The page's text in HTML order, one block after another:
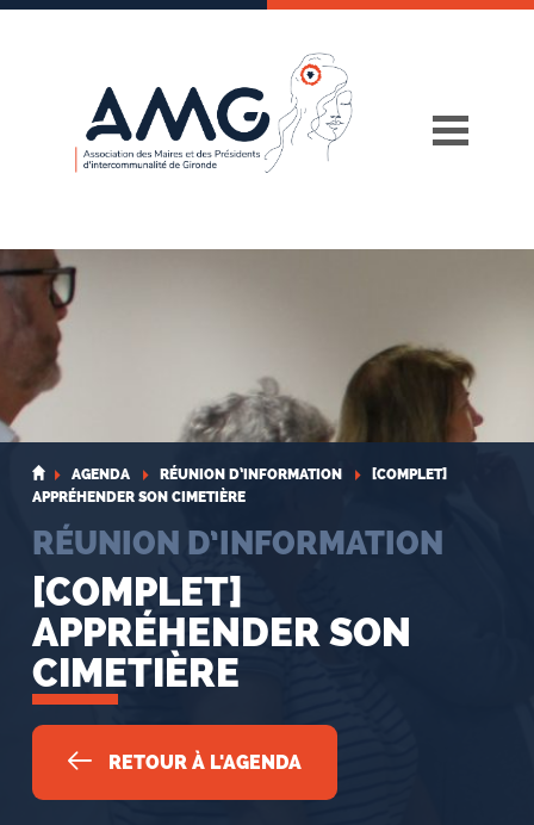
Skip
AGENDA RÉUNION D’INFORMATION
[COMPLET]
APPRÉHENDER SON CIMETIÈRE
RÉUNION D’INFORMATION
[COMPLET]
APPRÉHENDER SON
CIMETIÈRE
RETOUR À L'AGENDA